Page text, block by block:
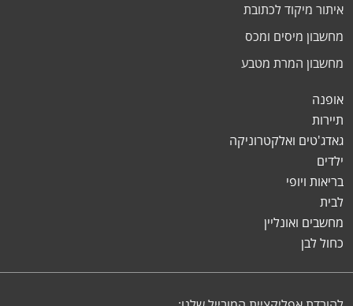
איתור מיקוד לכתובת
מחשבון מיסים ומכס
מחשבון המרת מטבע
אופנה
תיירות
גאדג'טים ואלקטרוניקה
ילדים
בריאות ויופי
לבית
מחשבים ואונליין
כחול לבן